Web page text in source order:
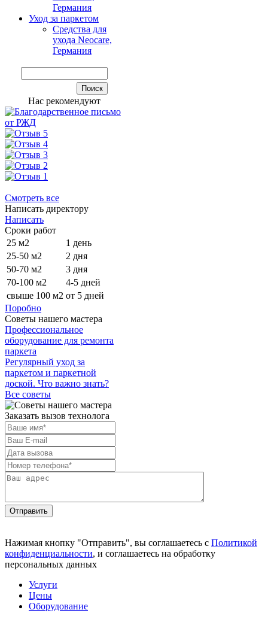
Германия
Уход за паркетом
Средства для
ухода Neocare,
Германия
Нас рекомендуют
Смотреть все
Написать директору
Написать
Сроки работ
25 м2
1 день
25-50 м2
2 дня
50-70 м2
3 дня
70-100 м2
4-5 дней
свыше 100 м2 от 5 дней
Поробно
Советы нашего мастера
Профессиональное
оборудование для ремонта
паркета
Регулярный уход за
паркетом и паркетной
доской. Что важно знать?
Все советы
Заказать вызов технолога
Отправить
Нажимая кнопку "Отправить", вы соглашаетесь с Политикой
конфиденциальности, и соглашаетесь на обработку
персональных данных
Услуги
Цены
Оборудование